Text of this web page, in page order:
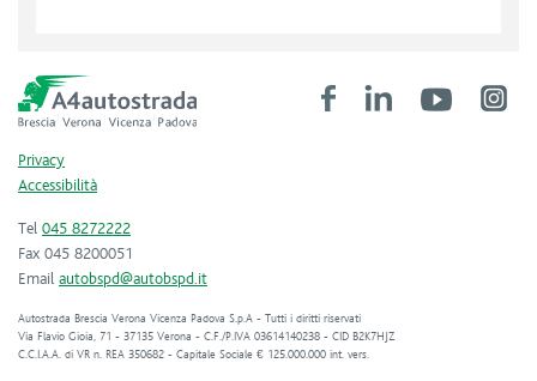
Privacy
Accessibilità
Tel 045 8272222
Fax 045 8200051
Email autobspd@autobspd.it
Autostrada Brescia Verona Vicenza Padova S.p.A - Tutti i diritti riservati
Via Flavio Gioia, 71 - 37135 Verona - C.F./P.IVA 03614140238 - CID B2K7HJZ
C.C.I.A.A. di VR n. REA 350682 - Capitale Sociale € 125.000.000 int. vers.